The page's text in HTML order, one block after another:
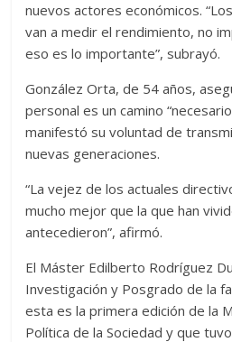
nuevos actores económicos.
van a medir el rendimiento, no
eso es lo importante”, subrayó.
González Orta, de 54 años,
personal es un camino
manifestó su voluntad de
nuevas generaciones.
“La vejez de los actuales
mucho mejor que la que han
antecedieron”, afirmó.
El Máster Edilberto Rodríguez
Investigación y Posgrado de la
esta es la primera edición de la
Política de la Sociedad y que